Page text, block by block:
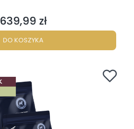
Cena
639,99 zł
DO KOSZYKA